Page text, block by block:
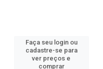
Faça seu login ou
cadastre-se para
ver preços e
comprar